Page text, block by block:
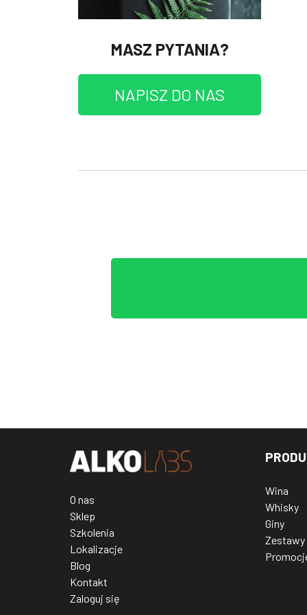
MASZ PYTANIA?
NAPISZ DO NAS
O nas
Sklep
Szkolenia
Lokalizacje
Blog
Kontakt
Zaloguj się
Wina
Whisky
Giny
Zestawy